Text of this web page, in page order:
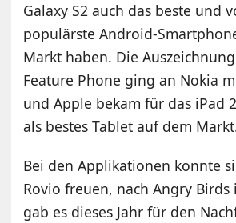
Galaxy S2 auch das beste und
populärste Android-
Markt haben. Die
Feature Phone ging an Nokia
und Apple bekam für das iPad
als bestes Tablet auf dem
Bei den Applikationen konnte
Rovio freuen, nach Angry Birds
gab es dieses Jahr für den